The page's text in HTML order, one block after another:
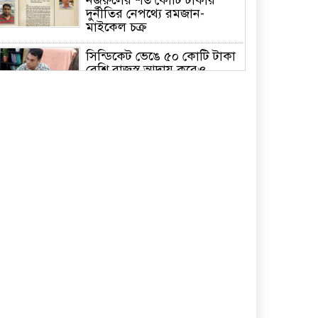
দুর্নীতির নেপথ্যে রমজান-
মাইকেল চক্র
সিন্ডিকেট ভেঙে ৫০ কোটি টাকা
বেশি রাজস্ব আদায় করেও